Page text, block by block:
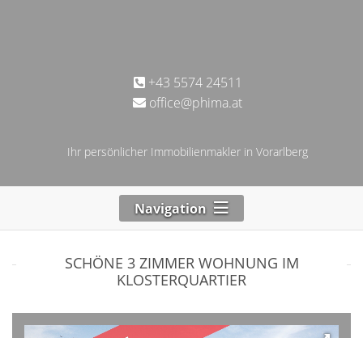
+43 5574 24511
office@phima.at
Ihr persönlicher Immobilienmakler in Vorarlberg
Navigation
SCHÖNE 3 ZIMMER WOHNUNG IM
KLOSTERQUARTIER